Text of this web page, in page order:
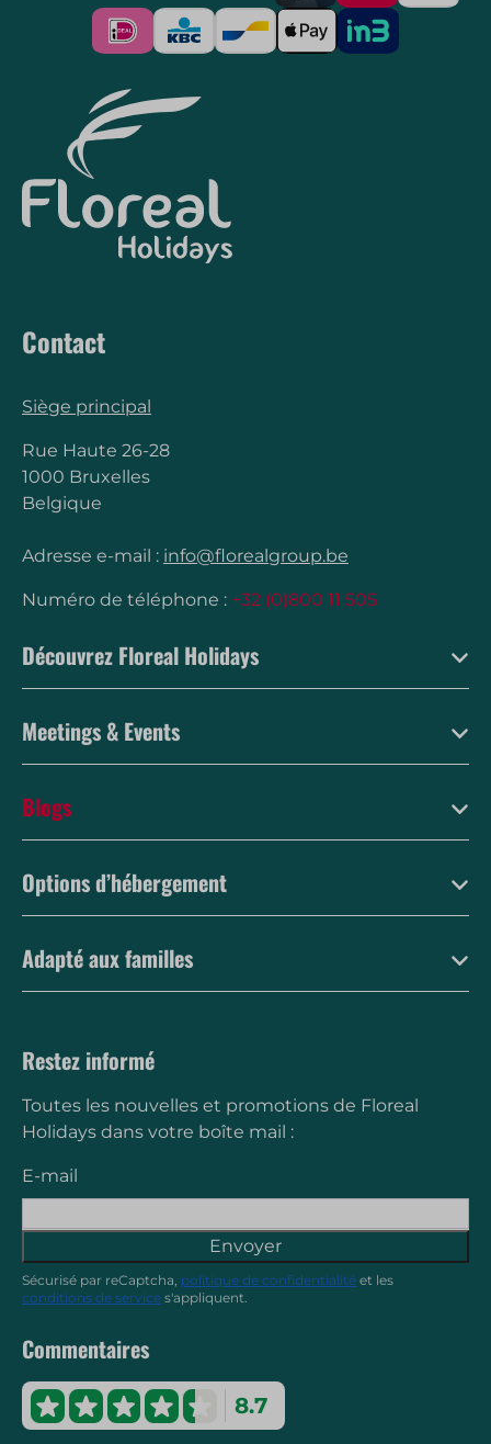
Contact
Siège principal
Rue Haute 26-28
1000 Bruxelles
Belgique
Adresse e-mail : info@florealgroup.be
Numéro de téléphone : +32 (0)800 11 505
Découvrez Floreal Holidays
Meetings & Events
Blogs
Options d’hébergement
Adapté aux familles
Restez informé
Toutes les nouvelles et promotions de Floreal
Holidays dans votre boîte mail :
E-mail
Envoyer
Sécurisé par reCaptcha, politique de confidentialité et les
conditions de service s'appliquent.
Commentaires
8.7